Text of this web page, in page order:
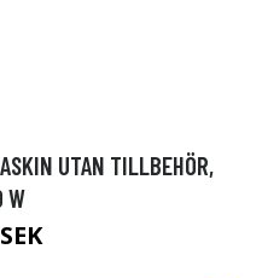
UTAN TILLBEHÖR,
W